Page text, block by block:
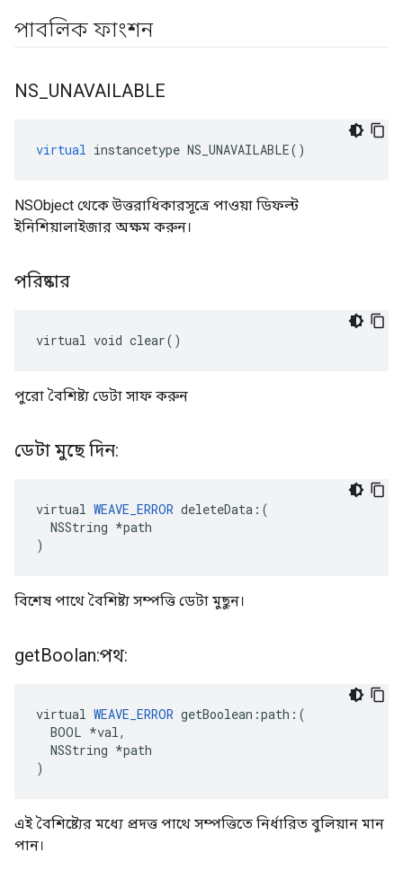
পাবলিক ফাংশন
NS UNAVAILABLE
virtual instancetype NS_UNAVAILABLE()
NSObject থেকে উত্তরাধিকারসূত্রে পাওয়া ডিফল্ট
ইনিশিয়ালাইজার অক্ষম করুন।
পরিষ্কার
virtual void clear()
পুরো বৈশিষ্ট্য ডেটা সাফ করুন
ডেটা মুছে দিন:
virtual WEAVE_ERROR deleteData:(
  NSString *path
)
বিশেষ পাথে বৈশিষ্ট্য সম্পত্তি ডেটা মুছুন।
getBoolan:পথ:
virtual WEAVE_ERROR getBoolean:path:(
  BOOL *val,
  NSString *path
)
এই বৈশিষ্ট্যের মধ্যে প্রদত্ত পাথে সম্পত্তিতে নির্ধারিত বুলিয়ান মান
পান।